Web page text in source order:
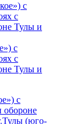
с
с
Тулы и